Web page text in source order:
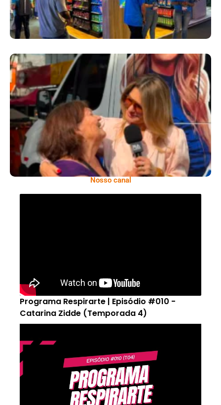
​Segurança Pública Lidera Queixas De
Moradores Do Rio Em Escuta Promovida Por
Antônia Fontenelle
Nosso canal
Programa Respirarte | Episódio #010 -
Catarina Zidde (Temporada 4)